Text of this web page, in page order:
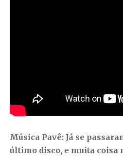
Música Pavê: Já se
último disco, e muita coisa